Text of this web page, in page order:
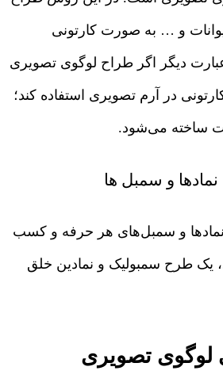
و … به صورت کارتونی
دیگر اگر طراح لوگوی تصویری
کارتونی در آرم تصویری استفاده کند؛
ساخته می‌شود.
نمادها و سمبل ها
و سمبل‌های هر حرفه و کسب
یک طرح سمبولیک و نمادین خلق
لوگوی تصویری